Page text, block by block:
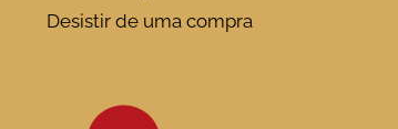
Desistir de uma compra